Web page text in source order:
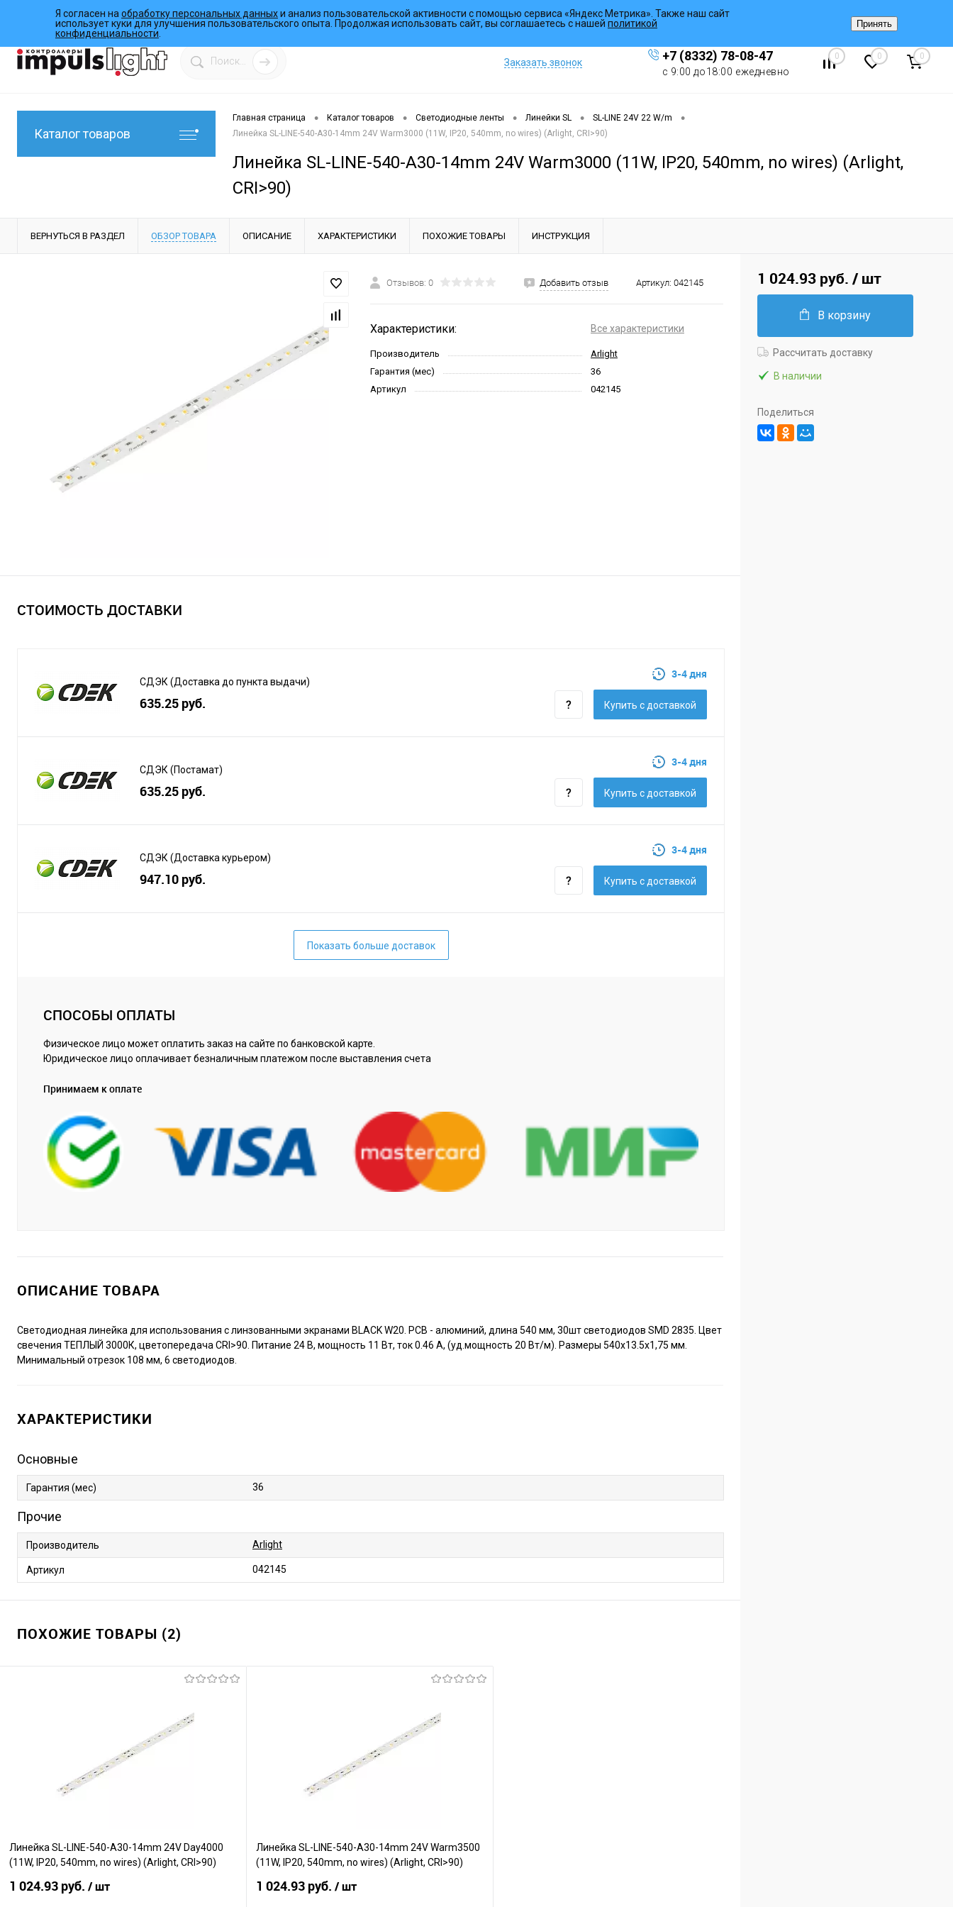
О компании Инструкции Работы Программы Коллекции Регистрация
Заказать звонок +7 (8332) 78-08-47
с 9:00 до18:00 ежедневно
0 0 0
Каталог товаров
Главная страница • Каталог товаров • Светодиодные ленты • Линейки SL • SL-LINE 24V 22 W/m •
Линейка SL-LINE-540-A30-14mm 24V Warm3000 (11W, IP20, 540mm, no wires) (Arlight, CRI>90)
Линейка SL-LINE-540-A30-14mm 24V Warm3000 (11W, IP20, 540mm, no wires) (Arlight,
CRI>90)
ВЕРНУТЬСЯ В РАЗДЕЛ ОБЗОР ТОВАРА ОПИСАНИЕ ХАРАКТЕРИСТИКИ ПОХОЖИЕ ТОВАРЫ ИНСТРУКЦИЯ
Отзывов: 0 Добавить отзыв Артикул: 042145
Характеристики: Все характеристики
Производитель
Arlight
Гарантия (мес)
36
Артикул
042145
СТОИМОСТЬ ДОСТАВКИ
СДЭК (Доставка до пункта выдачи)
635.25 руб.
3-4 дня
Купить c доставкой
СДЭК (Постамат)
635.25 руб.
3-4 дня
Купить c доставкой
СДЭК (Доставка курьером)
947.10 руб.
3-4 дня
Купить c доставкой
Показать больше доставок
СПОСОБЫ ОПЛАТЫ
Физическое лицо может оплатить заказ на сайте по банковской карте.
Юридическое лицо оплачивает безналичным платежом после выставления счета
Принимаем к оплате
ОПИСАНИЕ ТОВАРА
Светодиодная линейка для использования с линзованными экранами BLACK W20. PCB - алюминий, длина 540 мм, 30шт светодиодов SMD 2835. Цвет
свечения ТЕПЛЫЙ 3000К, цветопередача CRI>90. Питание 24 В, мощность 11 Вт, ток 0.46 А, (уд.мощность 20 Вт/м). Размеры 540х13.5х1,75 мм.
Минимальный отрезок 108 мм, 6 светодиодов.
ХАРАКТЕРИСТИКИ
Основные
Гарантия (мес) 36
Прочие
Производитель Arlight
Артикул 042145
ПОХОЖИЕ ТОВАРЫ (2)
Линейка SL-LINE-540-A30-14mm 24V Day4000
(11W, IP20, 540mm, no wires) (Arlight, CRI>90)
1 024.93 руб. / шт
Линейка SL-LINE-540-A30-14mm 24V Warm3500
(11W, IP20, 540mm, no wires) (Arlight, CRI>90)
1 024.93 руб. / шт
1 024.93 руб. / шт
В корзину
Рассчитать доставку
В наличии
Поделиться
Я согласен на обработку персональных данныхи анализ пользовательской активности с помощью сервиса «Яндекс Метрика». Также наш сайт
использует куки для улучшения пользовательского опыта. Продолжая использовать сайт, вы соглашаетесь с нашей политикой
конфиденциальности
Принять